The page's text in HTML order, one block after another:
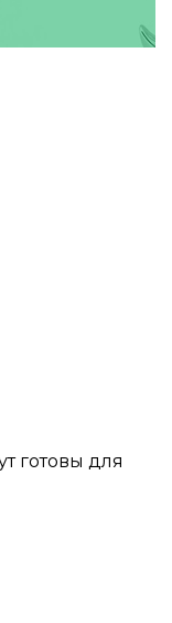
готовы для